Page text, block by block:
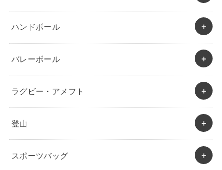
ハンドボール
バレーボール
ラグビー・アメフト
登山
スポーツバッグ